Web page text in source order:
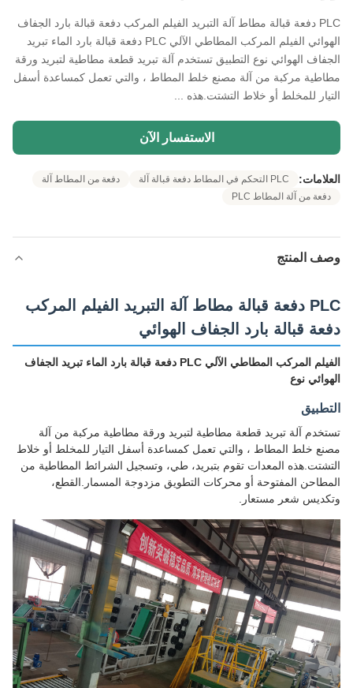
PLC دفعة قبالة مطاط آلة التبريد الفيلم المركب دفعة قبالة بارد الجفاف
الهوائي الفيلم المركب المطاطي الآلي PLC دفعة قبالة بارد الماء تبريد
الجفاف الهوائي نوع التطبيق تستخدم آلة تبريد قطعة مطاطية لتبريد ورقة
مطاطية مركبة من آلة مصنع خلط المطاط ، والتي تعمل كمساعدة أسفل
التيار للمخلط أو خلاط التشتت.هذه ...
الاستفسار الآن
العلامات: PLC التحكم في المطاط دفعة قبالة آلة
دفعة من المطاط آلة
دفعة من آلة المطاط PLC
وصف المنتج
PLC دفعة قبالة مطاط آلة التبريد الفيلم المركب
دفعة قبالة بارد الجفاف الهوائي
الفيلم المركب المطاطي الآلي PLC دفعة قبالة بارد الماء تبريد الجفاف
الهوائي نوع
التطبيق
تستخدم آلة تبريد قطعة مطاطية لتبريد ورقة مطاطية مركبة من آلة
مصنع خلط المطاط ، والتي تعمل كمساعدة أسفل التيار للمخلط أو خلاط
التشتت.هذه المعدات تقوم بتبريد، طي، وتسجيل الشرائط المطاطية من
المطاحن المفتوحة أو محركات التطويق مزدوجة المسمار.القطع،
وتكديس شعر مستعار.